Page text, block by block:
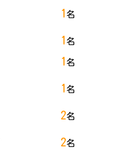
1 名
1 名
1 名
1 名
2名
2名